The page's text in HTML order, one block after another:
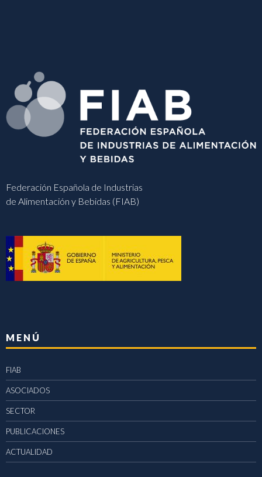
Federación Española de Industrias
de Alimentación y Bebidas (FIAB)
MENÚ
FIAB
ASOCIADOS
SECTOR
PUBLICACIONES
ACTUALIDAD